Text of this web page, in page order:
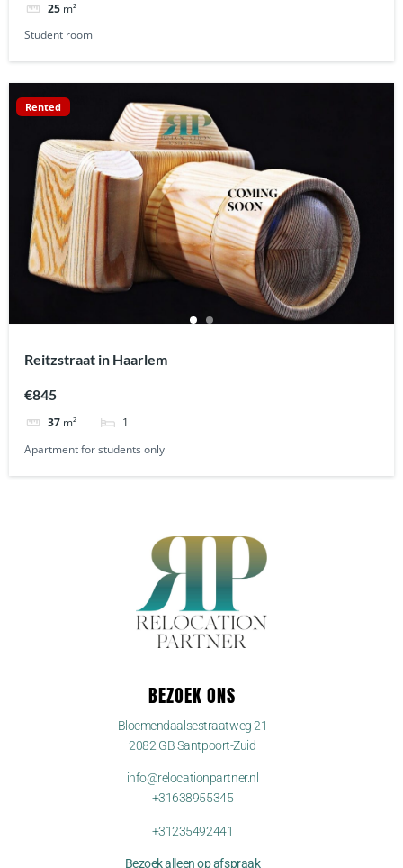
25 m²
Student room
Rented
Reitzstraat in Haarlem
€845
37 m²
1
Apartment for students only
BEZOEK ONS
Bloemendaalsestraatweg 21
2082 GB Santpoort-Zuid
info@relocationpartner.nl
+31638955345
+31235492441
Bezoek alleen op afspraak